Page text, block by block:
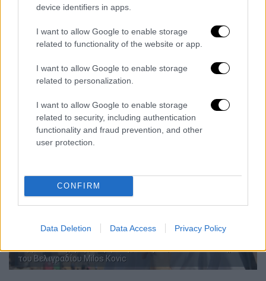
device identifiers in apps.
I want to allow Google to enable storage
related to functionality of the website or app.
I want to allow Google to enable storage
related to personalization.
I want to allow Google to enable storage
related to security, including authentication
functionality and fraud prevention, and other
user protection.
CONFIRM
Data Deletion Data Access Privacy Policy
Σέρβος Καθηγητής Σύγχρονης Ιστορίας στο Πανεπιστήμιο
του Βελιγραδίου Milos Kovic